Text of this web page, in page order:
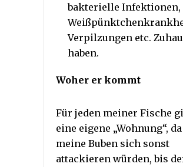
bakterielle Infektionen,
Verpilzungen etc.
haben.
Woher er kommt
Für jeden meiner Fische
eine eigene „Wohnung“, da
meine Buben sich sonst
attackieren würden, bis